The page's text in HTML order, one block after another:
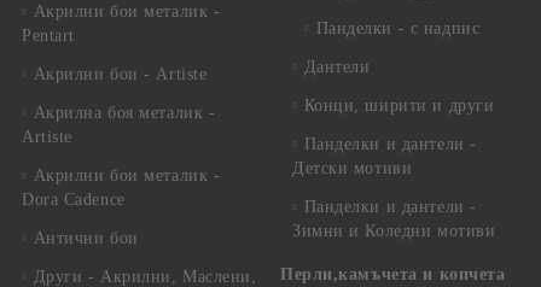
Акрилни бои металик -
Pentart
Акрилни бои - Artiste
Акрилна боя металик -
Artiste
Акрилни бои металик -
Dora Cadence
Антични бои
Други - Акрилни, Маслени,
Панделки - с надпис
Дантели
Конци, ширити и други
Панделки и дантели -
Детски мотиви
Панделки и дантели -
Зимни и Коледни мотиви
Перли,камъчета и копчета